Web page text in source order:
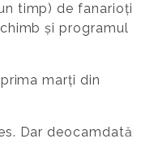
timp) de fanarioți
și programul
marți din
Dar deocamdată